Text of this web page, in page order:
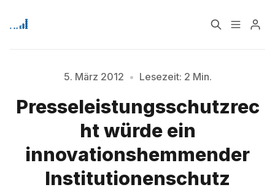
Signup
Bitte geben Sie mindestens 3 Zeichen ein
5. März 2012 • Lesezeit: 2 Min.
Presseleistungsschutzrec
ht würde ein
innovationshemmender
Institutionenschutz